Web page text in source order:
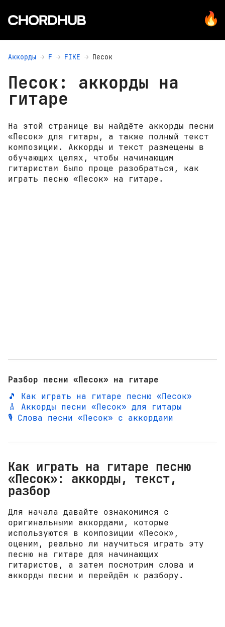
Аккорды F FIKE Песок
Песок: аккорды на
гитаре
На этой странице вы найдёте аккорды песни
«Песок» для гитары, а также полный текст
композиции. Аккорды и текст размещены в
обучающих целях, чтобы начинающим
гитаристам было проще разобраться, как
играть песню «Песок» на гитаре.
Разбор песни «Песок» на гитаре
🎵 Как играть на гитаре песню «Песок»
🎸 Аккорды песни «Песок» для гитары
🎙️ Слова песни «Песок» с аккордами
Как играть на гитаре песню
«Песок»: аккорды, текст,
разбор
Для начала давайте ознакомимся с
оригинальными аккордами, которые
используются в композиции «Песок»,
оценим, реально ли научиться играть эту
песню на гитаре для начинающих
гитаристов, а затем посмотрим слова и
аккорды песни и перейдём к разбору.